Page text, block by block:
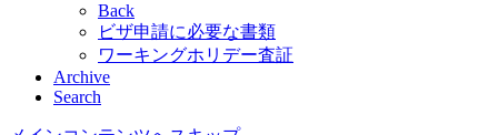
Back
ビザ申請に必要な書類
ワーキングホリデー査証
Archive
Search